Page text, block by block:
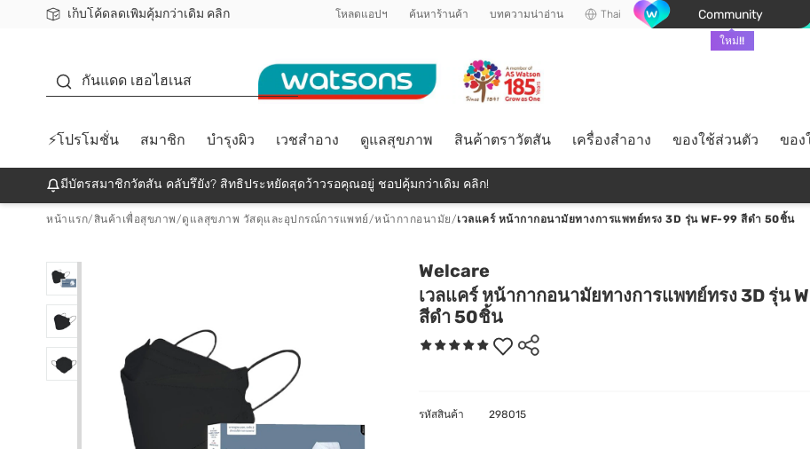
เก็บโค้ดลดเพิ่มคุ้มกว่าเดิม คลิก
ชอปออนไลน์ครั้งแรก ลดเพิ่มจุก ๆ 10%! 🎉
📦ส่งฟรี! เมื่อชอป 499฿
สมาชิกวัตสัน คลับดียังไง? โหลดแอปฯ ค้นหาร้านค้า บทความน่าอ่าน Thai Community
ใหม่!!
กันแดด เฮอไฮเนส
⚡โปรโมชั่น สมาชิก บำรุงผิว เวชสำอาง ดูแลสุขภาพ สินค้าตราวัตสัน เครื่องสำอาง ของใช้ส่วนตัว ของ
มีบัตรสมาชิกวัตสัน คลับรึยัง? สิทธิประหยัดสุดว้าวรอคุณอยู่ ชอปคุ้มกว่าเดิม คลิก!
หน้าแรก/สินค้าเพื่อสุขภาพ/ดูแลสุขภาพ วัสดุและอุปกรณ์การแพทย์/หน้ากากอนามัย/เวลแคร์ หน้ากากอนามัยทางการแพทย์ทรง 3D รุ่น WF-99 สีดำ 50ชิ้น
Welcare
เวลแคร์ หน้ากากอนามัยทางการแพทย์ทรง 3D รุ่น
สีดำ 50ชิ้น
รหัสสินค้า 298015